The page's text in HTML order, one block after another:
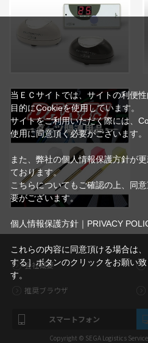
会社概要
推奨ブラウザ
スマートフォン
Copyright © SEGA Logistics
当ＥＣサイトでは、サイトの利便
目的にCookieを使用しています。
サイトをご利用いただく際には、
使用に同意頂く必要がございます。
また、弊社の個人情報保護方針が
ております。
こちらについてもご確認の上、同
要がございます。
個人情報保護方針｜PRIVACY
これらの内容に同意頂ける場合は
する］ボタンのクリックをお願い致
す。